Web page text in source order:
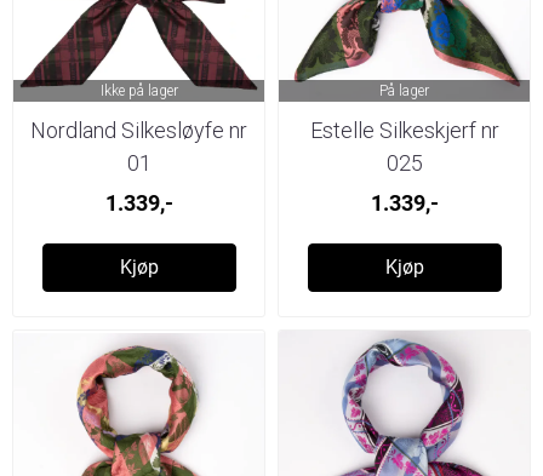
Ikke på lager
Nordland Silkesløyfe nr
01
1.339,-
Kjøp
På lager
Estelle Silkeskjerf nr
025
1.339,-
Kjøp